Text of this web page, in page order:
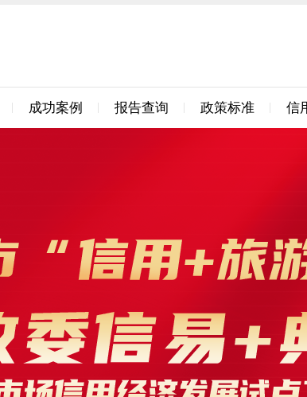
成功案例 报告查询 政策标准 信